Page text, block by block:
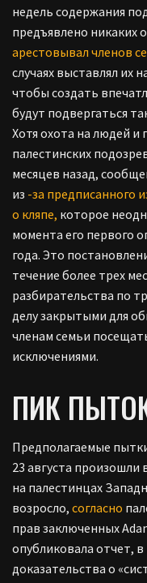
недель содержания
предъявлено никаких
арестовывал членов
случаях выставлял их
чтобы создать
будут подвергаться
Хотя охота на людей
палестинских
месяцев назад,
из -за предписанного
о кляпе, которое
момента его первого
года. Это
течение более трех
разбирательства по
делу закрытыми для
членам семьи
исключениями.
ПИК
Предполагаемые
23 августа
на палестинцах
возросло, согласно
прав заключенных
опубликовала отчет,
доказательства о